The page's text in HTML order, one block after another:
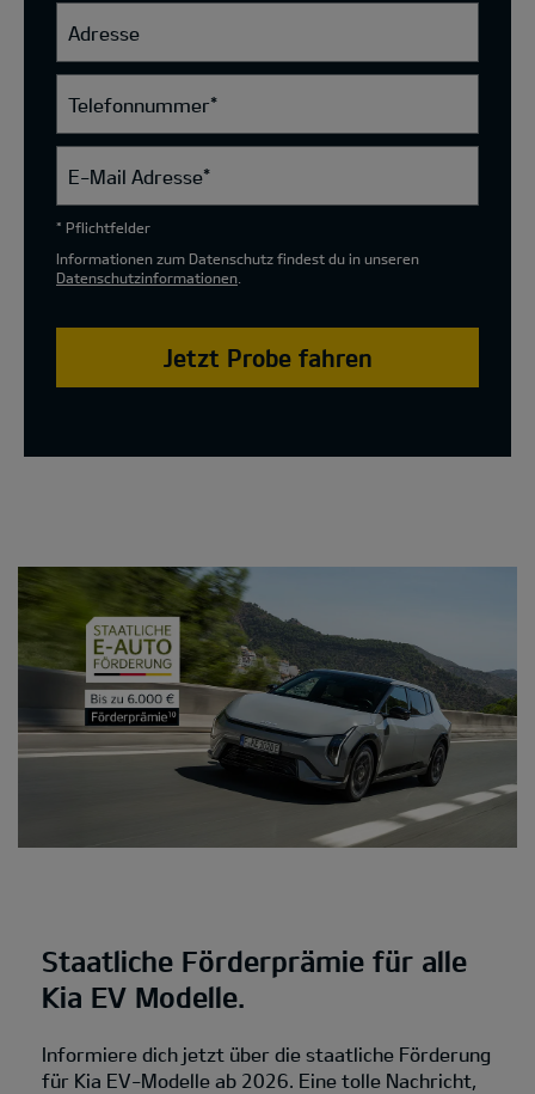
Adresse
Telefonnummer*
E-Mail Adresse*
* Pflichtfelder
Informationen zum Datenschutz findest du in unseren
Datenschutzinformationen
Jetzt Probe fahren
Staatliche Förderprämie für alle
Kia EV Modelle.
Informiere dich jetzt über die staatliche Förderung
für Kia EV-Modelle ab 2026. Eine tolle Nachricht,